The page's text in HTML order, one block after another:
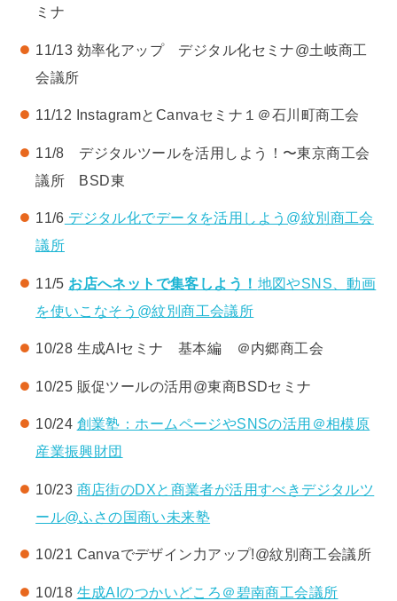
ミナ
11/13 効率化アップ デジタル化セミナ@土岐商工
会議所
11/12 InstagramとCanvaセミナ１＠石川町商工会
11/8 デジタルツールを活用しよう！〜東京商工会
議所 BSD東
11/6 デジタル化でデータを活用しよう@紋別商工会
議所
11/5 お店へネットで集客しよう！ 地図やSNS、動画
を使いこなそう@紋別商工会議所
10/28 生成AIセミナ 基本編 ＠内郷商工会
10/25 販促ツールの活用@東商BSDセミナ
10/24 創業塾：ホームページやSNSの活用＠相模原
産業振興財団
10/23 商店街のDXと商業者が活用すべきデジタルツ
ール@ふさの国商い未来塾
10/21 Canvaでデザイン力アップ!@紋別商工会議所
10/18 生成AIのつかいどころ＠碧南商工会議所